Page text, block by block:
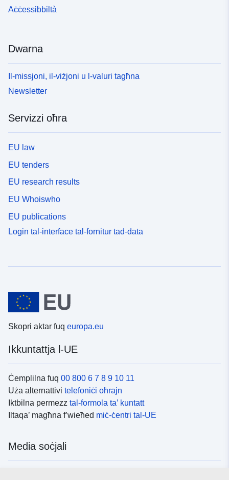
Aċċessibbiltà
Dwarna
Il-missjoni, il-viżjoni u l-valuri tagħna
Newsletter
Servizzi oħra
EU law
EU tenders
EU research results
EU Whoiswho
EU publications
Login tal-interface tal-fornitur tad-data
Skopri aktar fuq europa.eu
Ikkuntattja l-UE
Ċemplilna fuq 00 800 6 7 8 9 10 11
Uża alternattivi telefoniċi oħrajn
Iktbilna permezz tal-formola ta’ kuntatt
Iltaqa’ magħna f’wieħed miċ-ċentri tal-UE
Media soċjali